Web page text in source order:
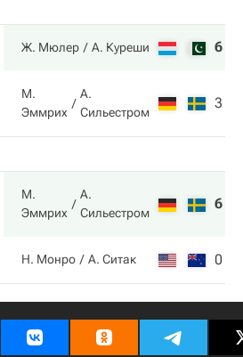
Ж. Мюлер А. Куреши 6
М.
Эммрих
А.
Сильестром
3
М.
Эммрих
А.
Сильестром
6
Н. Монро А. Ситак 0